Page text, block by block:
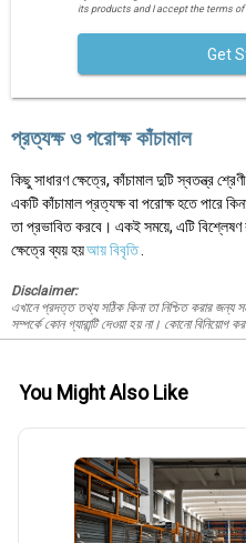
its products and I accept the terms of
Get
প্রত্যক্ষ ও পরোক্ষ কাঁচামাল
কিছু সাধারণ ক্ষেত্রে, কাঁচামাল দুটি স্বতন্ত্র
একটি কাঁচামাল প্রত্যক্ষ বা পরোক্ষ হতে পারে
তা প্রভাবিত করবে। একই সময়ে, এটি বিশ্লেষণ
ক্ষেত্রে ব্যয় হয়আয় বিবৃতি
Disclaimer:
এখানে প্রদত্ত তথ্য সঠিক কিনা তা নিশ্চিত করার জন্য
সম্পর্কে কোন গ্যারান্টি দেওয়া হয় না। কোনো বিনিয়োগ
You Might Also Like